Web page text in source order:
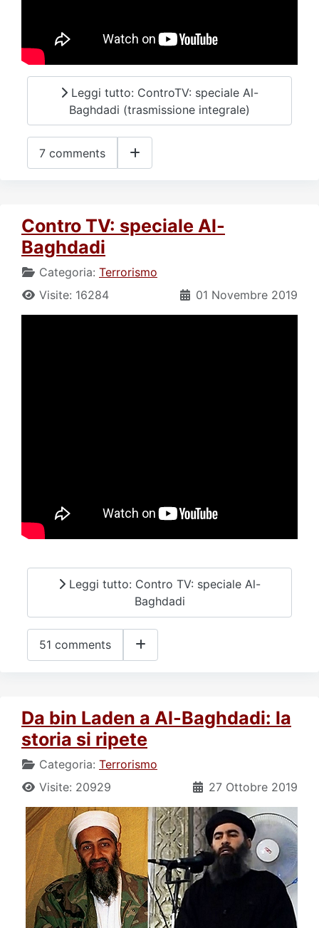
Leggi tutto: ControTV: speciale Al-
Baghdadi (trasmissione integrale)
7 comments
Contro TV: speciale Al-
Baghdadi
Categoria: Terrorismo
01 Novembre 2019
Visite: 16284
Leggi tutto: Contro TV: speciale Al-
Baghdadi
51 comments
Da bin Laden a Al-Baghdadi: la
storia si ripete
Categoria: Terrorismo
27 Ottobre 2019
Visite: 20929